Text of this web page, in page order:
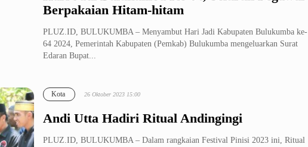
Berpakaian Hitam-hitam
PLUZ.ID, BULUKUMBA – Menyambut Hari Jadi Kabupaten Bulukumba ke-
64 2024, Pemerintah Kabupaten (Pemkab) Bulukumba mengeluarkan Surat
Edaran Bupat...
Andi Utta Hadiri Ritual Andingingi
Kota 26 Oktober 2023 15:00
PLUZ.ID, BULUKUMBA – Dalam rangkaian Festival Pinisi 2023 ini, Ritual